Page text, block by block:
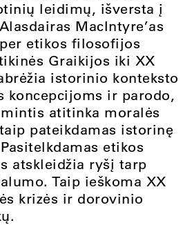
leidimų, išversta į
MacIntyre’as
etikos filosofijos
Graikijos iki XX
istorinio konteksto
koncepcijoms ir parodo,
atitinka moralės
pateikdamas istorinę
etikos
atskleidžia ryšį tarp
Taip ieškoma XX
krizės ir dorovinio